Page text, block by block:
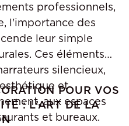
professionnels,
l'importance des
leur simple
Ces éléments
silencieux,
et
aux espaces
et bureaux.
POUR VOS
: L’ART DE LA